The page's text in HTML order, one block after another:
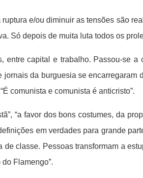
e/ou diminuir as tensões são
Só depois de muita luta todos os
entre capital e trabalho. Passou-se
da burguesia se encarregaram
comunista e comunista é anticristo”.
“a favor dos bons costumes, da
em verdades para grande
classe. Pessoas transformam a
Flamengo”.